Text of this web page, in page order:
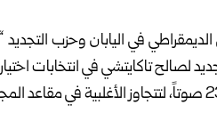
الديمقراطي في اليابان وحزب
لصالح تاكايتشي في انتخابات